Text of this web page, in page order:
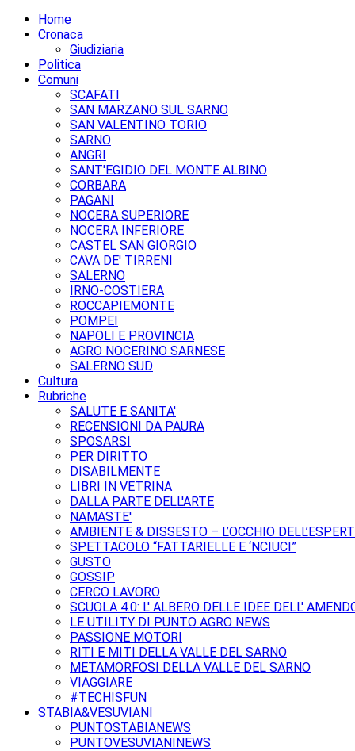
Home
Cronaca
Giudiziaria
Politica
Comuni
SCAFATI
SAN MARZANO SUL SARNO
SAN VALENTINO TORIO
SARNO
ANGRI
SANT'EGIDIO DEL MONTE ALBINO
CORBARA
PAGANI
NOCERA SUPERIORE
NOCERA INFERIORE
CASTEL SAN GIORGIO
CAVA DE' TIRRENI
SALERNO
IRNO-COSTIERA
ROCCAPIEMONTE
POMPEI
NAPOLI E PROVINCIA
AGRO NOCERINO SARNESE
SALERNO SUD
Cultura
Rubriche
SALUTE E SANITA'
RECENSIONI DA PAURA
SPOSARSI
PER DIRITTO
DISABILMENTE
LIBRI IN VETRINA
DALLA PARTE DELL'ARTE
NAMASTE'
AMBIENTE & DISSESTO – L’OCCHIO
SPETTACOLO “FATTARIELLE E ‘NCIUCI”
GUSTO
GOSSIP
CERCO LAVORO
SCUOLA 4.0: L' ALBERO DELLE IDEE DELL'
LE UTILITY DI PUNTO AGRO NEWS
PASSIONE MOTORI
RITI E MITI DELLA VALLE DEL SARNO
METAMORFOSI DELLA VALLE DEL SARNO
VIAGGIARE
#TECHISFUN
STABIA&VESUVIANI
PUNTOSTABIANEWS
PUNTOVESUVIANINEWS